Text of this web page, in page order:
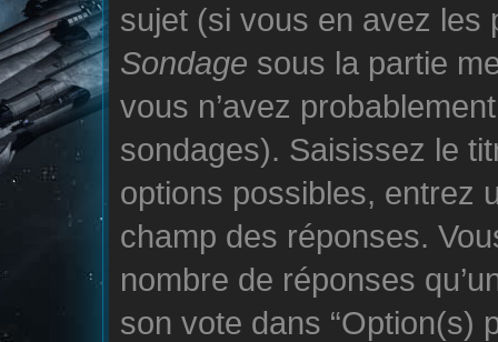
sujet (si vous en avez les
Sondage sous la partie
vous n’avez
sondages). Saisissez le
options possibles, entrez
champ des réponses.
nombre de réponses
son vote dans “Option(s)